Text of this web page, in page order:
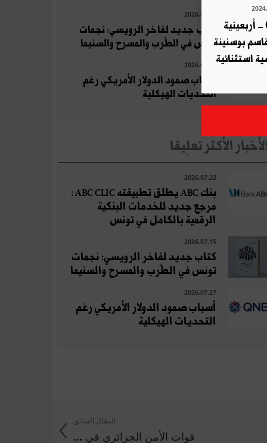
2026.07.15
كتاب جديد لفاخر الرويسي: نجمات
تونس في الطّرب والمسرح والسنيما
2026.07.27
أسباب صمود الدولار الأمريكي رغم
التحديات الهيكلية
الأكثر تعلِيقا
2026.07.22
بنك ABC يطلق تطبيقته ABC CLIC :
مرجع جديد للخدمات البنكية
الرقمية بالكامل في تونس
2026.07.15
كتاب جديد لفاخر الرويسي: نجمات
تونس في الطّرب والمسرح والسنيما
2026.07.27
أسباب صمود الدولار الأمريكي رغم
التحديات الهيكلية
المقال السابق
قوات الأمن الجزائري في ...
أربعينية
بوسنينة
استثنائية